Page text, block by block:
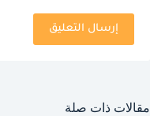
إرسال التعليق
مقالات ذات صلة